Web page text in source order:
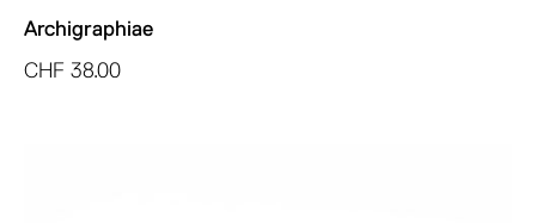
Archigraphiae
CHF 38.00